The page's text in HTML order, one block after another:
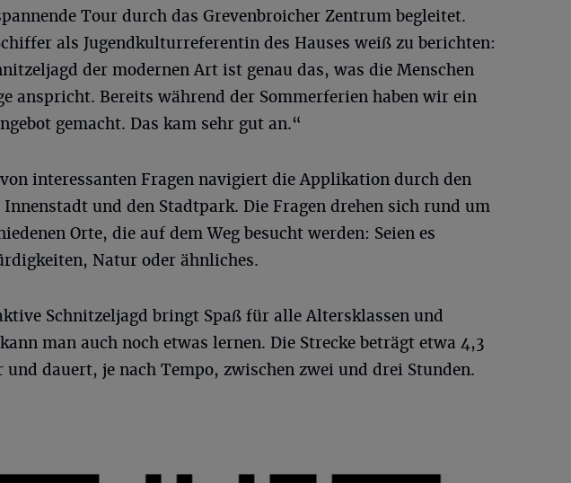
Tour durch das Grevenbroicher Zentrum begleitet.
als Jugendkulturreferentin des Hauses weiß zu berichten:
der modernen Art ist genau das, was die Menschen
anspricht. Bereits während der Sommerferien haben wir ein
gemacht. Das kam sehr gut an.“
interessanten Fragen navigiert die Applikation durch den
Innenstadt und den Stadtpark. Die Fragen drehen sich rund um
Orte, die auf dem Weg besucht werden: Seien es
Natur oder ähnliches.
Schnitzeljagd bringt Spaß für alle Altersklassen und
man auch noch etwas lernen. Die Strecke beträgt etwa 4,3
und dauert, je nach Tempo, zwischen zwei und drei Stunden.